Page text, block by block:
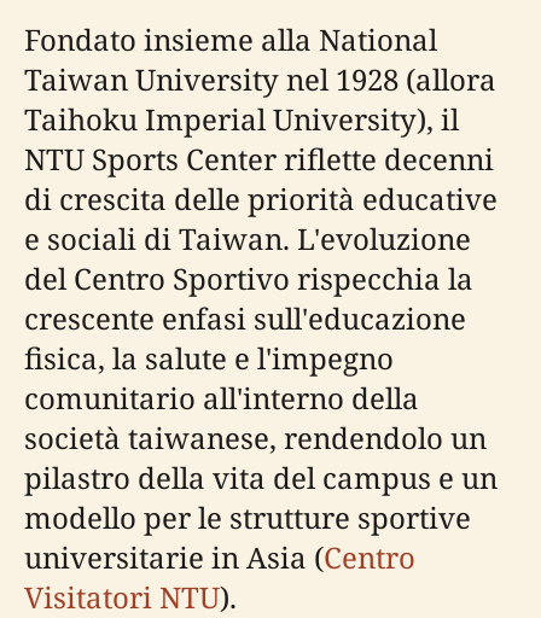
Fondato insieme alla National
Taiwan University nel 1928 (allora
Taihoku Imperial University), il
NTU Sports Center riflette decenni
di crescita delle priorità educative
e sociali di Taiwan. L'evoluzione
del Centro Sportivo rispecchia la
crescente enfasi sull'educazione
fisica, la salute e l'impegno
comunitario all'interno della
società taiwanese, rendendolo un
pilastro della vita del campus e un
modello per le strutture sportive
universitarie in Asia (Centro
Visitatori NTU).